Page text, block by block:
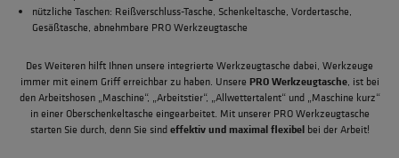
nützliche Taschen: Reißverschluss-Tasche, Schenkeltasche, Vordertasche,
Gesäßtasche, abnehmbare PRO Werkzeugtasche
Des Weiteren hilft Ihnen unsere integrierte Werkzeugtasche dabei, Werkzeuge
immer mit einem Griff erreichbar zu haben. Unsere PRO Werkzeugtasche, ist bei
den Arbeitshosen „Maschine“, „Arbeitstier“, „Allwettertalent“ und „Maschine kurz“
in einer Oberschenkeltasche eingearbeitet. Mit unserer PRO Werkzeugtasche
starten Sie durch, denn Sie sindeffektiv und maximal flexibelbei der Arbeit!